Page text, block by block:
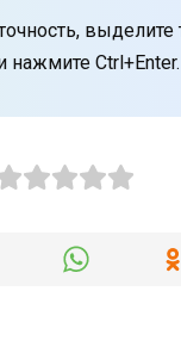
выделите
нажмите Ctrl+Enter.